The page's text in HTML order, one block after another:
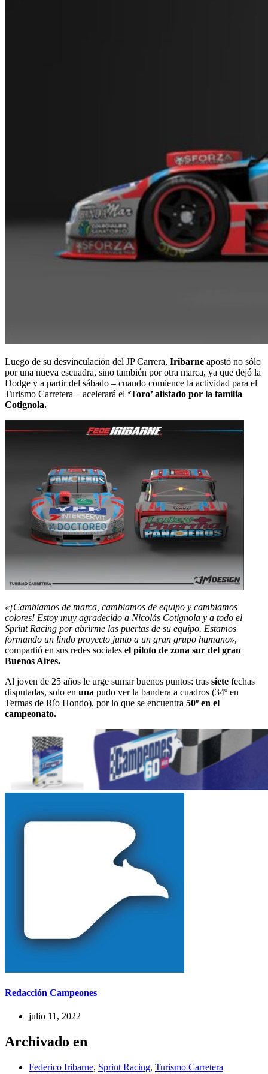
Luego de su desvinculación del JP Carrera, Iribarne apostó no sólo
por una nueva escuadra, sino también por otra marca, ya que dejó la
Dodge y a partir del sábado – cuando comience la actividad para el
Turismo Carretera – acelerará el ‘Toro’ alistado por la familia
Cotignola.
«¡Cambiamos de marca, cambiamos de equipo y cambiamos
colores! Estoy muy agradecido a Nicolás Cotignola y a todo el
Sprint Racing por abrirme las puertas de su equipo. Estamos
formando un lindo proyecto junto a un gran grupo humano»,
compartió en sus redes sociales el piloto de zona sur del gran
Buenos Aires.
Al joven de 25 años le urge sumar buenos puntos: tras siete fechas
disputadas, solo en una pudo ver la bandera a cuadros (34º en
Termas de Río Hondo), por lo que se encuentra 50º en el
campeonato.
Redacción Campeones
julio 11, 2022
Archivado en
Federico Iribarne, Sprint Racing, Turismo Carretera